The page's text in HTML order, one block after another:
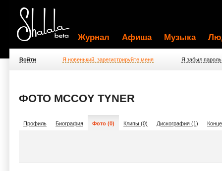
Журнал Афиша Музыка
Войти Я новенький, зарегистрируйте меня Я забыл пароль
ФОТО MCCOY TYNER
Профиль Биография Фото (0) Клипы (0) Дискография (1)